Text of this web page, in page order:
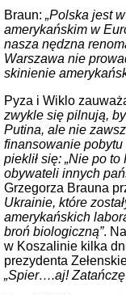
Braun: „Polska jest
amerykańskim w
nasza nędzna
Warszawa nie
skinienie
Pyza i Wiklo
zwykle się pilnują,
Putina, ale nie
finansowanie
pieklił się: „Nie po
obywateli innych
Grzegorza Brauna
Ukrainie, które
amerykańskich
broń biologiczną”.
w Koszalinie kilka
prezydenta
„Spier….aj!